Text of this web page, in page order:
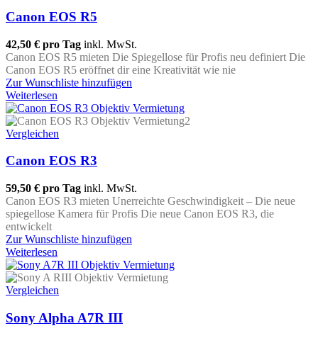
Canon EOS R5
42,50 € pro Tag inkl. MwSt.
Canon EOS R5 mieten Die Spiegellose für Profis neu definiert Die
Canon EOS R5 eröffnet dir eine Kreativität wie nie
Zur Wunschliste hinzufügen
Weiterlesen
Vergleichen
Canon EOS R3
59,50 € pro Tag inkl. MwSt.
Canon EOS R3 mieten Unerreichte Geschwindigkeit – Die neue
spiegellose Kamera für Profis Die neue Canon EOS R3, die
entwickelt
Zur Wunschliste hinzufügen
Weiterlesen
Vergleichen
Sony Alpha A7R III